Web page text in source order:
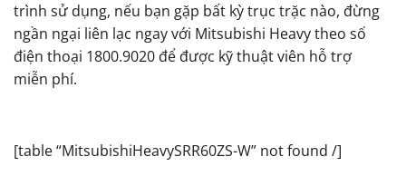
trình sử dụng, nếu bạn gặp bất kỳ trục trặc nào, đừng
ngần ngại liên lạc ngay với Mitsubishi Heavy theo số
điện thoại 1800.9020 để được kỹ thuật viên hỗ trợ
miễn phí.
[table “MitsubishiHeavySRR60ZS-W” not found /]